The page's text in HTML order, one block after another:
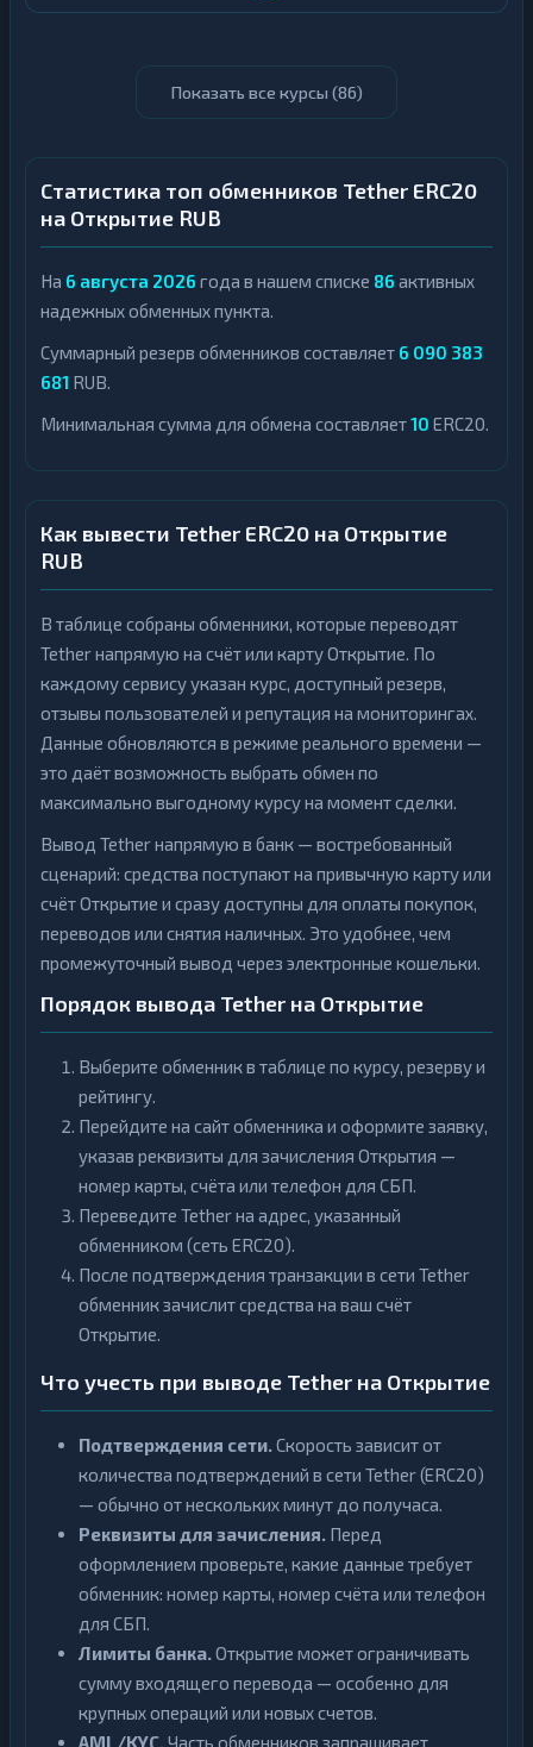
Показать все курсы (86)
Статистика топ обменников Tether ERC20
на Открытие RUB
На 6 августа 2026 года в нашем списке 86 активных
надежных обменных пункта.
Суммарный резерв обменников составляет 6 090 383
681 RUB.
Минимальная сумма для обмена составляет10 ERC20.
Как вывести Tether ERC20 на Открытие
RUB
В таблице собраны обменники, которые переводят
Tether напрямую на счёт или карту Открытие. По
каждому сервису указан курс, доступный резерв,
отзывы пользователей и репутация на мониторингах.
Данные обновляются в режиме реального времени —
это даёт возможность выбрать обмен по
максимально выгодному курсу на момент сделки.
Вывод Tether напрямую в банк — востребованный
сценарий: средства поступают на привычную карту или
счёт Открытие и сразу доступны для оплаты покупок,
переводов или снятия наличных. Это удобнее, чем
промежуточный вывод через электронные кошельки.
Порядок вывода Tether на Открытие
Выберите обменник в таблице по курсу, резерву и
рейтингу.
Перейдите на сайт обменника и оформите заявку,
указав реквизиты для зачисления Открытия —
номер карты, счёта или телефон для СБП.
Переведите Tether на адрес, указанный
обменником (сеть ERC20).
После подтверждения транзакции в сети Tether
обменник зачислит средства на ваш счёт
Открытие.
Что учесть при выводе Tether на Открытие
Подтверждения сети.Скорость зависит от
количества подтверждений в сети Tether (ERC20)
— обычно от нескольких минут до получаса.
Реквизиты для зачисления. Перед
оформлением проверьте, какие данные требует
обменник: номер карты, номер счёта или телефон
для СБП.
Лимиты банка.Открытие может ограничивать
сумму входящего перевода — особенно для
крупных операций или новых счетов.
AML/KYC. Часть обменников запрашивает